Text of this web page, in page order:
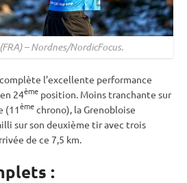
– Nordnes/NordicFocus.
complète l’excellente performance
24ème position. Moins tranchante sur
(11èmechrono), la Grenobloise
sur son deuxième tir avec trois
de ce 7,5 km.
: